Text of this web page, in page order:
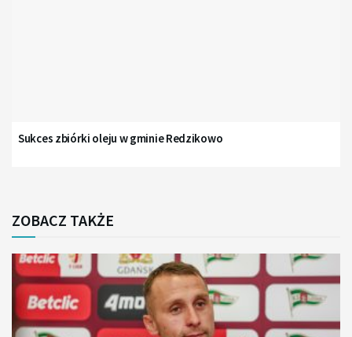
Sukces zbiórki oleju w gminie Redzikowo
ZOBACZ TAKŻE